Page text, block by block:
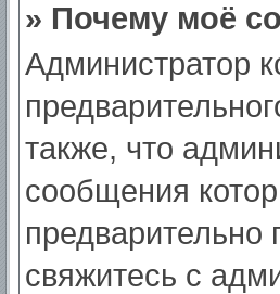
» Почему моё
Администратор
также, что
сообщения
свяжитесь с